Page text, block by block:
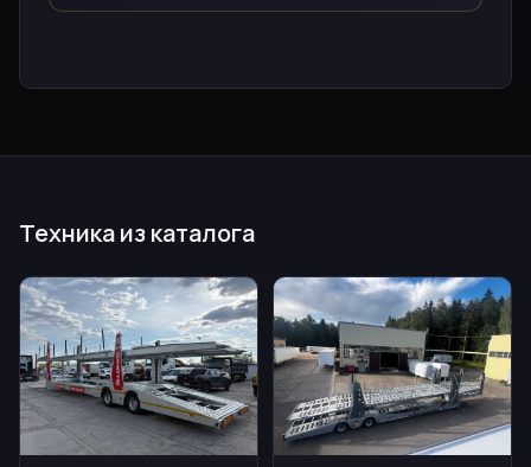
Техника из каталога